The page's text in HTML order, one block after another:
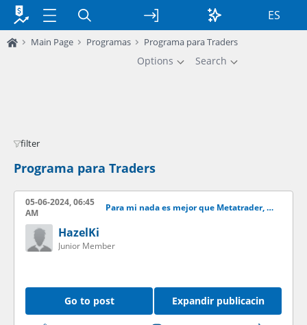
ES
Main Page Programas Programa para Traders
Options Search
filter
Programa para Traders
05-06-2024, 06:45
AM
Para mi nada es mejor que Metatrader, y para ti?
HazelKi
Junior Member
Go to post Expandir publicacin